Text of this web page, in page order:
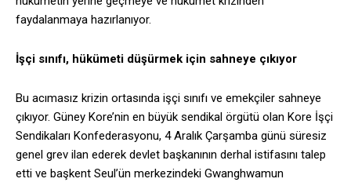
faydalanmaya hazırlanıyor.
İşçi sınıfı, hükümeti düşürmek için sahneye çıkıyor
Bu acımasız krizin ortasında işçi sınıfı ve emekçiler sahneye
çıkıyor. Güney Kore’nin en büyük sendikal örgütü olan Kore İşçi
Sendikaları Konfederasyonu, 4 Aralık Çarşamba günü süresiz
genel grev ilan ederek devlet başkanının derhal istifasını talep
etti ve başkent Seul’ün merkezindeki Gwanghwamun